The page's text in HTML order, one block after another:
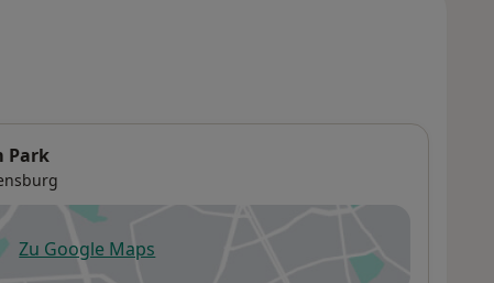
Park
Zu Google Mapsöffnet in einer neuen Registerkarte